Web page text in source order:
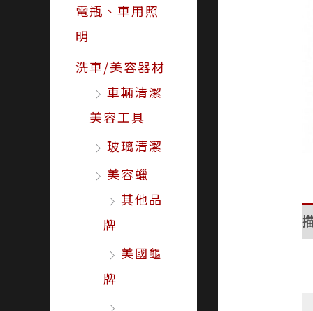
電瓶、車用照
明
洗車/美容器材
車輛清潔
美容工具
玻璃清潔
美容蠟
其他品
牌
美國龜
牌